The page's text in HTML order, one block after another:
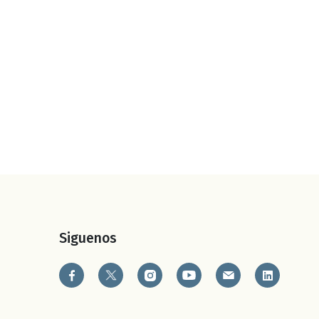
Siguenos